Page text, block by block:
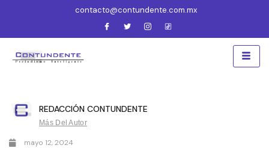
contacto@contundente.com.mx
REDACCIÓN CONTUNDENTE
Más Del Autor
mayo 12, 2024